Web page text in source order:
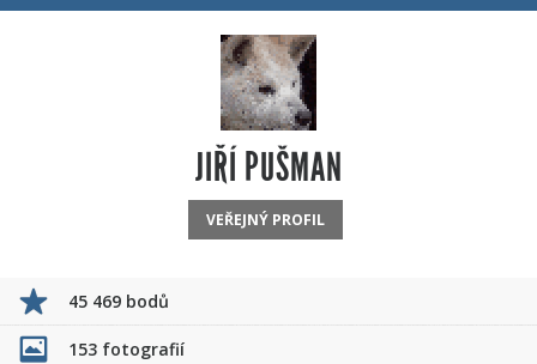
Zapomněli jste heslo?
Měli jste účet na starém webu?
JIŘÍ PUŠMAN
VEŘEJNÝ PROFIL
45 469 bodů
153 fotografií